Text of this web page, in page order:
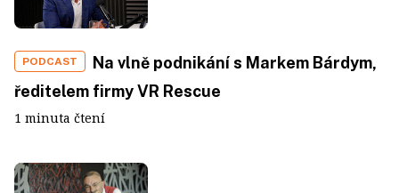
PODCAST
Na vlně podnikání s Markem Bárdym,
ředitelem firmy VR Rescue
1 minuta čtení